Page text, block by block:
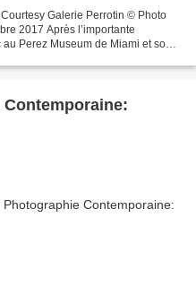
Galerie Perrotin © Photo
2017 Après l’importante
Perez Museum de Miami et son